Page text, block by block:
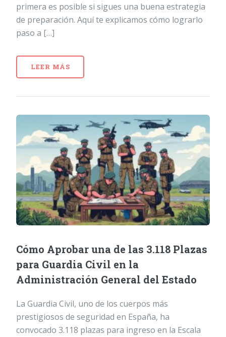
primera es posible si sigues una buena estrategia
de preparación. Aquí te explicamos cómo lograrlo
paso a […]
LEER MÁS
Cómo Aprobar una de las 3.118 Plazas
para Guardia Civil en la
Administración General del Estado
La Guardia Civil, uno de los cuerpos más
prestigiosos de seguridad en España, ha
convocado 3.118 plazas para ingreso en la Escala